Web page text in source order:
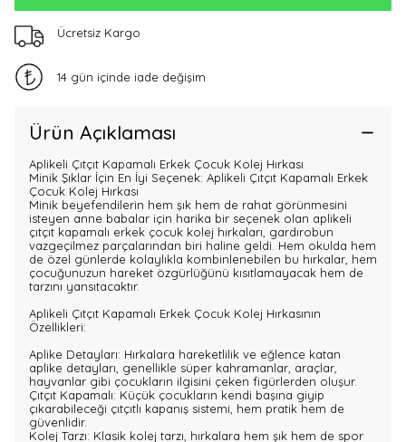
Ücretsiz Kargo
14 gün içinde iade değişim
Ürün Açıklaması
Aplikeli Çıtçıt Kapamalı Erkek Çocuk Kolej Hırkası
Minik Şıklar İçin En İyi Seçenek: Aplikeli Çıtçıt Kapamalı Erkek
Çocuk Kolej Hırkası
Minik beyefendilerin hem şık hem de rahat görünmesini
isteyen anne babalar için harika bir seçenek olan aplikeli
çıtçıt kapamalı erkek çocuk kolej hırkaları, gardırobun
vazgeçilmez parçalarından biri haline geldi. Hem okulda hem
de özel günlerde kolaylıkla kombinlenebilen bu hırkalar, hem
çocuğunuzun hareket özgürlüğünü kısıtlamayacak hem de
tarzını yansıtacaktır.
Aplikeli Çıtçıt Kapamalı Erkek Çocuk Kolej Hırkasının
Özellikleri:
Aplike Detayları: Hırkalara hareketlilik ve eğlence katan
aplike detayları, genellikle süper kahramanlar, araçlar,
hayvanlar gibi çocukların ilgisini çeken figürlerden oluşur.
Çıtçıt Kapamalı: Küçük çocukların kendi başına giyip
çıkarabileceği çıtçıtlı kapanış sistemi, hem pratik hem de
güvenlidir.
Kolej Tarzı: Klasik kolej tarzı, hırkalara hem şık hem de spor